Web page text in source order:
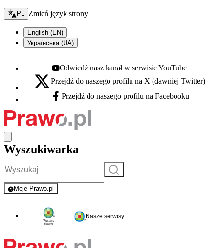
Zmień język - bieżący:
PL Zmień język strony
English (EN)
Українська (UA)
Youtube - otwiera się w nowej karcie
Odwiedź nasz kanał w serwisie YouTube
X - otwiera się w nowej karcie
Przejdź do naszego profilu na X (dawniej Twitter)
Facebook - otwiera się w nowej karcie
Przejdź do naszego profilu na Facebooku
Wyszukiwarka
Szukaj
Moje Prawo.pl
- rejestracja i logowanie do serwisu
Nasze serwisy